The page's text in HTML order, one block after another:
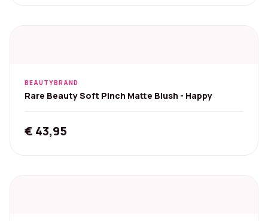
BEAUTYBRAND
Rare Beauty Soft Pinch Matte Blush - Happy
€ 43,95